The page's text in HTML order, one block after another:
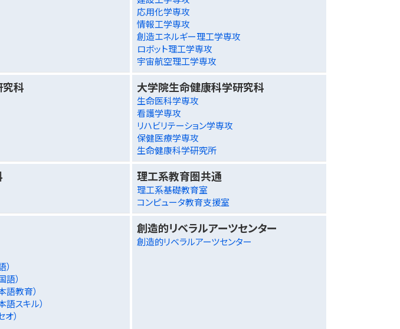
応用化学専攻
情報工学専攻
創造エネルギー理工学専攻
ロボット理工学専攻
宇宙航空理工学専攻
究科 大学院生命健康科学研究科
生命医科学専攻
看護学専攻
リハビリテーション学専攻
保健医療学専攻
生命健康科学研究所
理工系教育圏共通
理工系基礎教育室
コンピュータ教育支援室
）
語教育）
スキル）
）
創造的リベラルアーツセンター
創造的リベラルアーツセンター